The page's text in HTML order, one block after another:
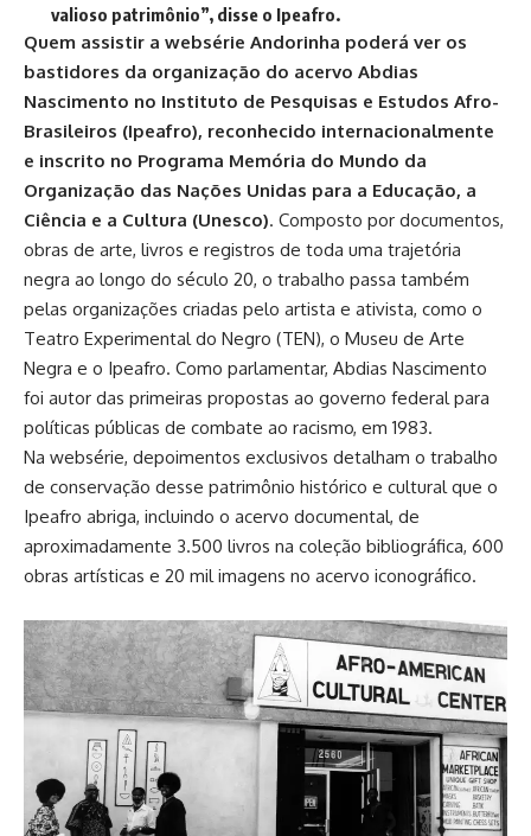
valioso patrimônio”, disse o Ipeafro.
Quem assistir a websérie Andorinha poderá ver os
bastidores da organização do acervo Abdias
Nascimento no Instituto de Pesquisas e Estudos Afro-
Brasileiros (Ipeafro), reconhecido internacionalmente
e inscrito no Programa Memória do Mundo da
Organização das Nações Unidas para a Educação, a
Ciência e a Cultura (Unesco). Composto por documentos,
obras de arte, livros e registros de toda uma trajetória
negra ao longo do século 20, o trabalho passa também
pelas organizações criadas pelo artista e ativista, como o
Teatro Experimental do Negro (TEN), o Museu de Arte
Negra e o Ipeafro. Como parlamentar, Abdias Nascimento
foi autor das primeiras propostas ao governo federal para
políticas públicas de combate ao racismo, em 1983.
Na websérie, depoimentos exclusivos detalham o trabalho
de conservação desse patrimônio histórico e cultural que o
Ipeafro abriga, incluindo o acervo documental, de
aproximadamente 3.500 livros na coleção bibliográfica, 600
obras artísticas e 20 mil imagens no acervo iconográfico.